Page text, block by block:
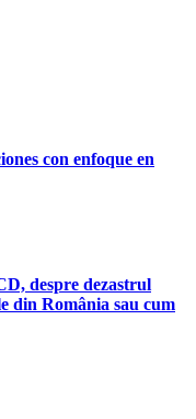
con enfoque en
despre dezastrul
din România sau cum